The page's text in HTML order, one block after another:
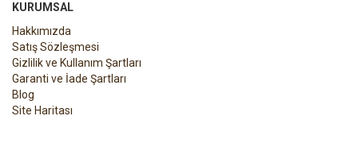
KURUMSAL
Hakkımızda
Satış Sözleşmesi
Gizlilik ve Kullanım Şartları
Garanti ve İade Şartları
Blog
Site Haritası